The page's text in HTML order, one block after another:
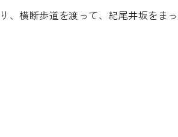
横断歩道を渡って、紀尾井坂をま